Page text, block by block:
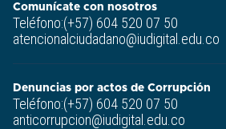
Comunícate con nosotros
Teléfono:(+57) 604 520 07 50
atencionalciudadano@iudigital.edu.co
Denuncias por actos de Corrupción
Teléfono:(+57) 604 520 07 50
anticorrupcion@iudigital.edu.co